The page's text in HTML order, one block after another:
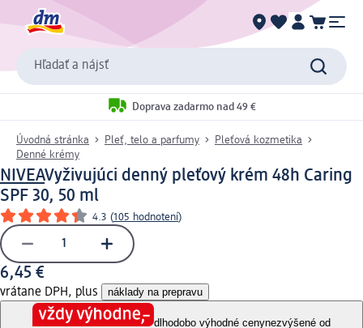
Hľadať a nájsť
Doprava zadarmo nad 49 €
Úvodná stránka Pleť, telo a parfumy
Pleťová kozmetika
Denné krémy
NIVEAVyživujúci denný pleťový krém 48h Caring
SPF 30, 50 ml
4.3 (105 hodnotení)
6,45 €
vrátane DPH, plus náklady na prepravu
dlhodobo výhodné cenynezvýšené od